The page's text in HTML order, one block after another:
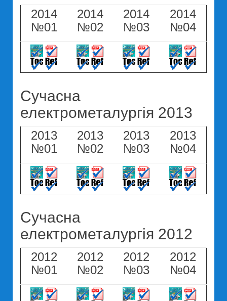
2014
№01
2014
№02
2014
№03
2014
№04
Сучасна
електрометалургія 2013
2013
№01
2013
№02
2013
№03
2013
№04
Сучасна
електрометалургія 2012
2012
№01
2012
№02
2012
№03
2012
№04